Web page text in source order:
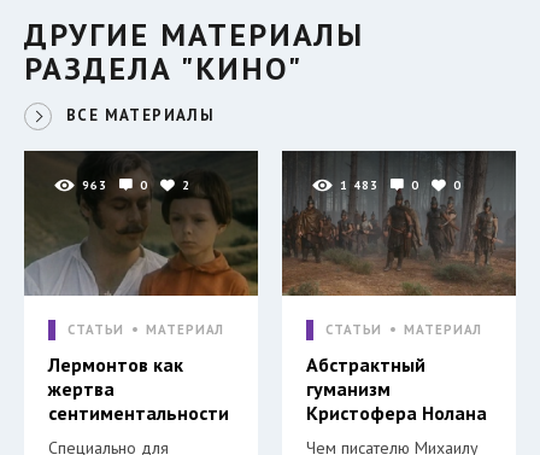
ДРУГИЕ МАТЕРИАЛЫ
РАЗДЕЛА "КИНО"
ВСЕ МАТЕРИАЛЫ
963 0 2
СТАТЬИ МАТЕРИАЛ
Лермонтов как
жертва
сентиментальности
Специально для
1 483 0 0
СТАТЬИ МАТЕРИАЛ
Абстрактный
гуманизм
Кристофера Нолана
Чем писателю Михаилу